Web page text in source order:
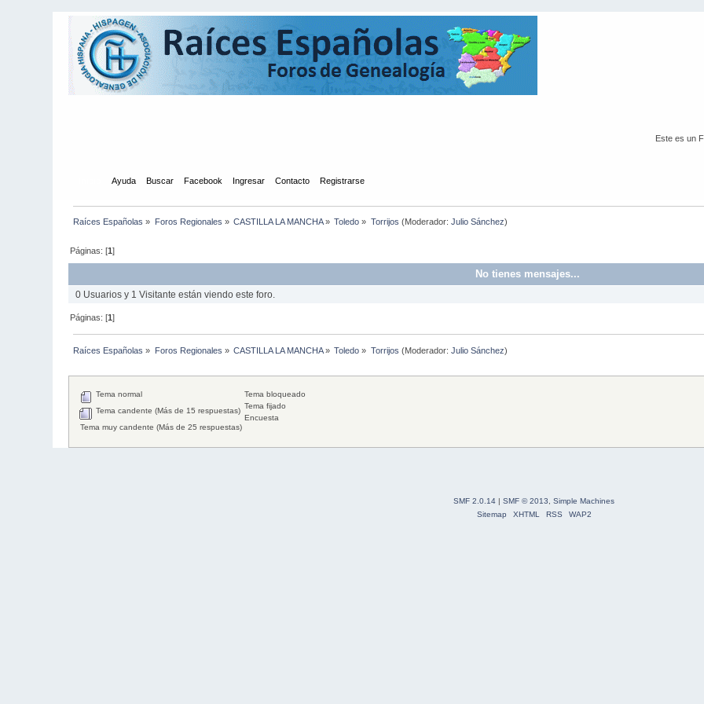
Este es un
Ayuda Buscar Facebook Ingresar Contacto Registrarse
Raíces Españolas » Foros Regionales » CASTILLA LA MANCHA» Toledo » Torrijos (Moderador: Julio Sánchez)
Páginas: [1]
No tienes mensajes...
0 Usuarios y 1 Visitante están viendo este foro.
Páginas: [1]
Raíces Españolas » Foros Regionales » CASTILLA LA MANCHA» Toledo » Torrijos (Moderador: Julio Sánchez)
Tema normal
Tema candente (Más de 15 respuestas)
Tema muy candente (Más de 25 respuestas)
Tema bloqueado
Tema fijado
Encuesta
SMF 2.0.14 | SMF © 2013, Simple Machines
Sitemap
XHTML RSS WAP2